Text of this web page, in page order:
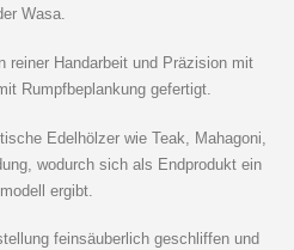
Wasa.
reiner Handarbeit und Präzision mit
Rumpfbeplankung gefertigt.
Edelhölzer wie Teak, Mahagoni,
wodurch sich als Endprodukt ein
ergibt.
feinsäuberlich geschliffen und